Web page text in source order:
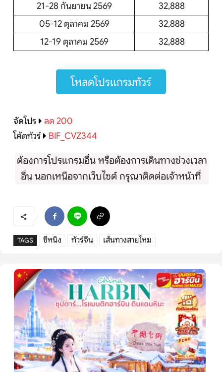
21-28 กันยายน 2569
32,888
05-12 ตุลาคม 2569
32,888
12-19 ตุลาคม 2569
32,888
โหลดโปรแกรมทัวร์
จัดโปร
ลด 200
โค้ดทัวร์
BIF_CVZ344
ต้องการโปรแกรมอื่น หรือต้องการเดินทางช่วงเวลา
อื่น นอกเหนือจากเว็บไซต์ กรุณาติดต่อเจ้าหน้าที่
TAGS ซีหนิง ทัวร์จีน เส้นทางสายไหม